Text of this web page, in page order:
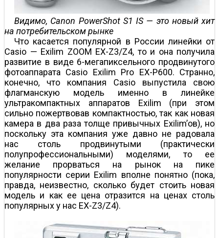
Видимо, Canon PowerShot S1 IS — это новый хит
на потребительском рынке
Что касается популярной в России линейки от
Casio — Exilim ZOOM EX-Z3/Z4, то и она получила
развитие в виде 6-мегапиксельного продвинутого
фотоаппарата Casio Exilim Pro EX-P600. Странно,
конечно, что компания Casio выпустила свою
флагманскую модель именно в линейке
ультракомпактных аппаратов Exilim (при этом
сильно пожертвовав компактностью, так как новая
камера в два раза толще привычных Exilim’ов), но
поскольку эта компания уже давно не радовала
нас столь продвинутыми (практически
полупрофессиональными) моделями, то ее
желание прорваться на рынок на пике
популярности серии Exilim вполне понятно (пока,
правда, неизвестно, сколько будет стоить новая
модель и как ее цена отразится на ценах столь
популярных у нас EX-Z3/Z4).